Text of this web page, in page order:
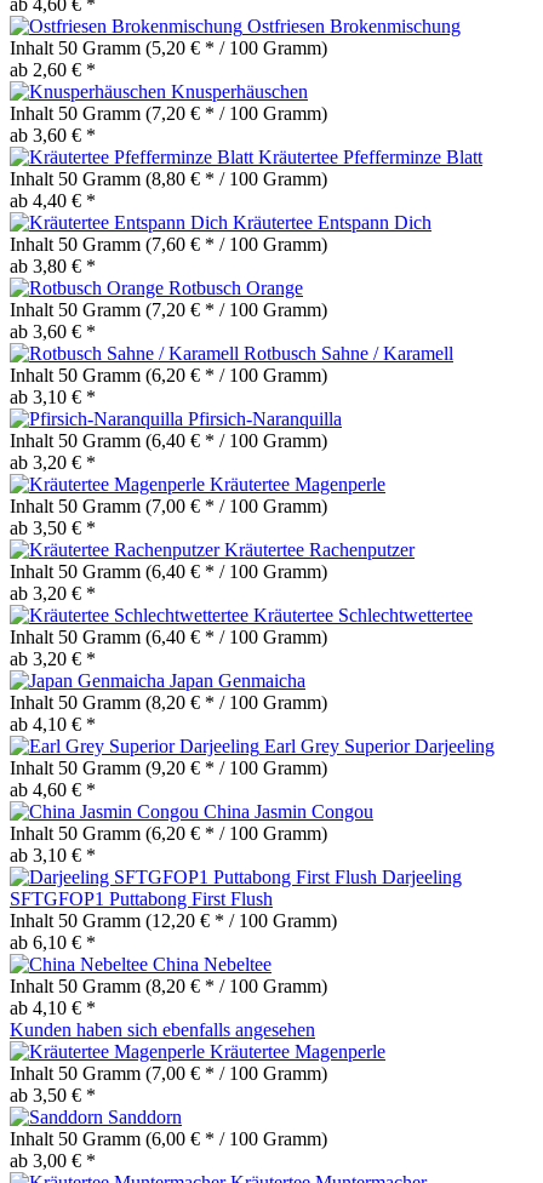
Ostfriesen Brokenmischung
Inhalt 50 Gramm (5,20 € * / 100 Gramm)
ab 2,60 € *
Knusperhäuschen
Inhalt 50 Gramm (7,20 € * / 100 Gramm)
ab 3,60 € *
Kräutertee Pfefferminze Blatt
Inhalt 50 Gramm (8,80 € * / 100 Gramm)
ab 4,40 € *
Kräutertee Entspann Dich
Inhalt 50 Gramm (7,60 € * / 100 Gramm)
ab 3,80 € *
Rotbusch Orange
Inhalt 50 Gramm (7,20 € * / 100 Gramm)
ab 3,60 € *
Rotbusch Sahne / Karamell
Inhalt 50 Gramm (6,20 € * / 100 Gramm)
ab 3,10 € *
Pfirsich-Naranquilla
Inhalt 50 Gramm (6,40 € * / 100 Gramm)
ab 3,20 € *
Kräutertee Magenperle
Inhalt 50 Gramm (7,00 € * / 100 Gramm)
ab 3,50 € *
Kräutertee Rachenputzer
Inhalt 50 Gramm (6,40 € * / 100 Gramm)
ab 3,20 € *
Kräutertee Schlechtwettertee
Inhalt 50 Gramm (6,40 € * / 100 Gramm)
ab 3,20 € *
Japan Genmaicha
Inhalt 50 Gramm (8,20 € * / 100 Gramm)
ab 4,10 € *
Earl Grey Superior Darjeeling
Inhalt 50 Gramm (9,20 € * / 100 Gramm)
ab 4,60 € *
China Jasmin Congou
Inhalt 50 Gramm (6,20 € * / 100 Gramm)
ab 3,10 € *
Darjeeling
SFTGFOP1 Puttabong First Flush
Inhalt 50 Gramm (12,20 € * / 100 Gramm)
ab 6,10 € *
China Nebeltee
Inhalt 50 Gramm (8,20 € * / 100 Gramm)
ab 4,10 € *
Kunden haben sich ebenfalls angesehen
Kräutertee Magenperle
Inhalt 50 Gramm (7,00 € * / 100 Gramm)
ab 3,50 € *
Sanddorn
Inhalt 50 Gramm (6,00 € * / 100 Gramm)
ab 3,00 € *